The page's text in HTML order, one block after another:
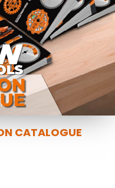
CATALOGUE